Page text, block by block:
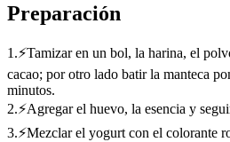
Preparación
1.⚡Tamizar en un bol, la harina, el
cacao; por otro lado batir la manteca
minutos.
2.⚡Agregar el huevo, la esencia y
3.⚡Mezclar el yogurt con el colorante